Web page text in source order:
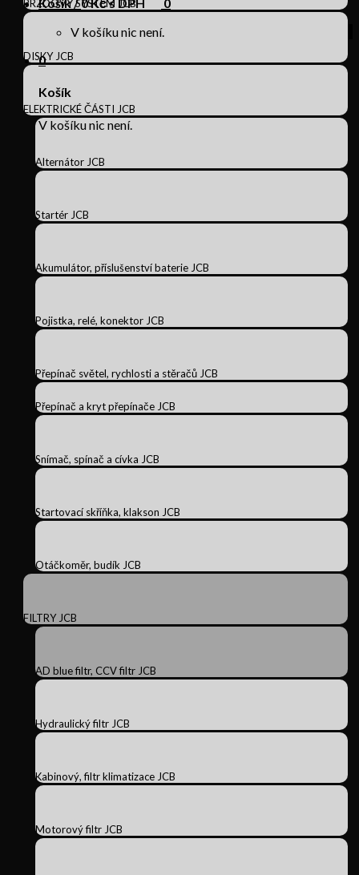
V košíku nic není.
0
Košík
V košíku nic není.
BRZDOVÝ SYSTÉM JCB
DISKY JCB
ELEKTRICKÉ ČÁSTI JCB
Alternátor JCB
Startér JCB
Akumulátor, příslušenství baterie JCB
Pojistka, relé, konektor JCB
Přepínač světel, rychlosti a stěračů JCB
Přepínač a kryt přepínače JCB
Snímač, spínač a cívka JCB
Startovací skříňka, klakson JCB
Otáčkoměr, budík JCB
FILTRY JCB
AD blue filtr, CCV filtr JCB
Hydraulický filtr JCB
Kabinový, filtr klimatizace JCB
Motorový filtr JCB